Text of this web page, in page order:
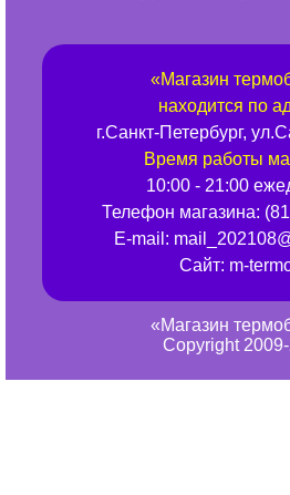
«Магазин
находится по
г.Санкт-Петербург,
Время работы
10:00 - 21:00
Телефон магазина:
E-mail:
Сайт: m-
«Магазин
Copyright